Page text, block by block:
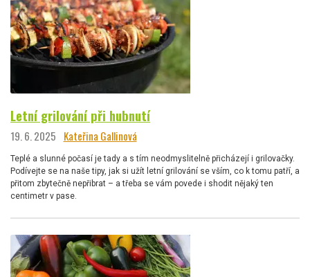
Letní grilování při hubnutí
19. 6. 2025 Kateřina Gallinová
Teplé a slunné počasí je tady a s tím neodmyslitelně přicházejí i grilovačky.
Podívejte se na naše tipy, jak si užít letní grilování se vším, co k tomu patří, a
přitom zbytečně nepřibrat – a třeba se vám povede i shodit nějaký ten
centimetr v pase.